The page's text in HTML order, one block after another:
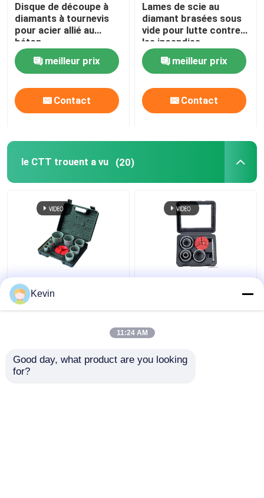
Disque de découpe à
diamants à tournevis
pour acier allié au
béton
meilleur prix
Contact
Lames de scie au
diamant brasées sous
vide pour lutte contre
les incendies
meilleur prix
Contact
le CTT trouent a vu (20)
9 pièces de scie à
trous en carbure de
tungstène 33-83 mm
Ensemble de 7 scies
marbre
Kevin
11:24 AM
Good day, what product are you looking
for?